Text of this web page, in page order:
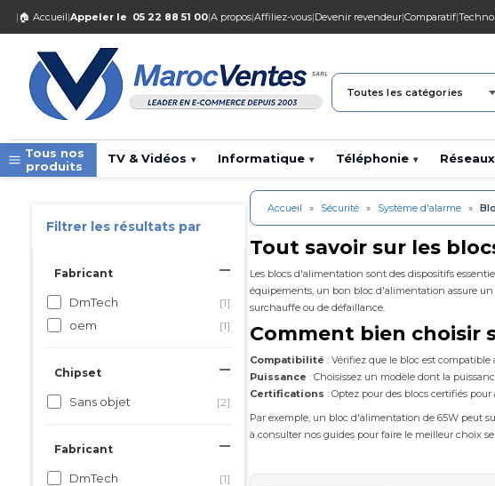
| 🏠 Accueil|Appeler le 05 22 88 51 00|A propos|Affiliez-vous|Devenir revendeur|Comparatif|
Toutes les catégories
Tous nos
produits
TV & Vidéos ▾ Informatique ▾ Téléphonie ▾ Réseaux
Filtrer les résultats par
Fabricant
DmTech [1]
oem [1]
Chipset
Sans objet [2]
Fabricant
DmTech [1]
Accueil » Sécurité » Système d'alarme »
Tout savoir sur les
Les blocs d'alimentation sont des dispositifs
équipements, un bon bloc d'alimentation assure
surchauffe ou de défaillance.
Comment bien choisir
Compatibilité : Vérifiez que le bloc est compatible
Puissance : Choisissez un modèle dont la
Certifications : Optez pour des blocs certifiés pour
Par exemple, un bloc d'alimentation de 65W peut
à consulter nos guides pour faire le meilleur choix